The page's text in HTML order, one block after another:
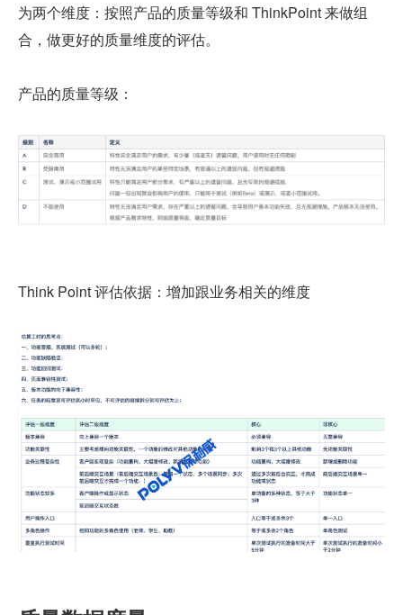
为两个维度：按照产品的质量等级和 ThinkPoint 来做组
合，做更好的质量维度的评估。
产品的质量等级：
Think Point 评估依据：增加跟业务相关的维度